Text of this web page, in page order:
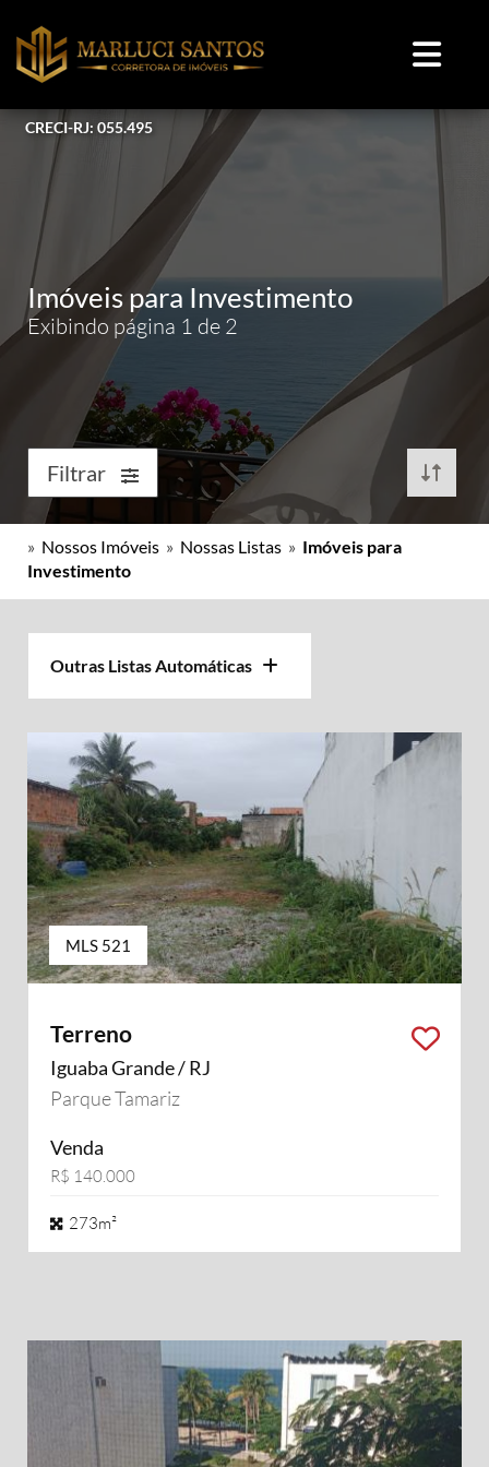
CRECI-RJ: 055.495
Imóveis para Investimento
Exibindo página 1 de 2
Filtrar
» Nossos Imóveis » Nossas Listas » Imóveis para
Investimento
Outras Listas Automáticas
MLS 521
Terreno
Iguaba Grande / RJ
Parque Tamariz
Venda
R$ 140.000
273m²